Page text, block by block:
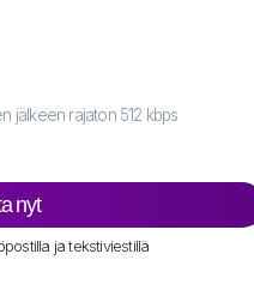
jälkeen rajaton 512 kbps
nyt
ja tekstiviestillä